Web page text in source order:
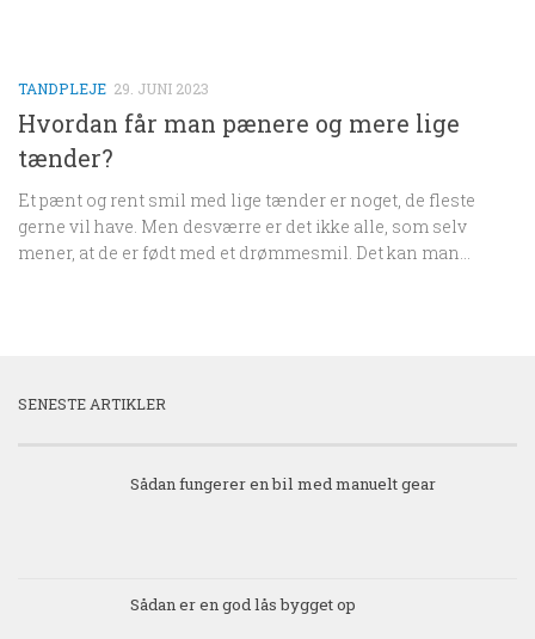
TANDPLEJE 29. JUNI 2023
Hvordan får man pænere og mere lige
tænder?
Et pænt og rent smil med lige tænder er noget, de fleste
gerne vil have. Men desværre er det ikke alle, som selv
mener, at de er født med et drømmesmil. Det kan man...
SENESTE ARTIKLER
Sådan fungerer en bil med manuelt gear
Sådan er en god lås bygget op